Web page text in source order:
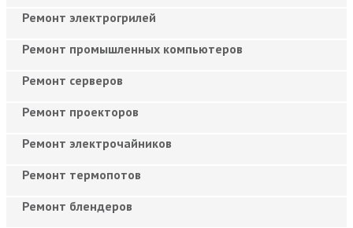
Ремонт электрогрилей
Ремонт промышленных компьютеров
Ремонт серверов
Ремонт проекторов
Ремонт электрочайников
Ремонт термопотов
Ремонт блендеров